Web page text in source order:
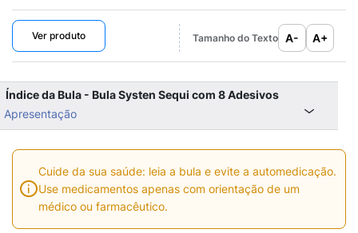
Ver produto Tamanho do Texto A- A+
Índice da Bula - Bula Systen Sequi com 8 Adesivos
Apresentação
Cuide da sua saúde: leia a bula e evite a automedicação.
Use medicamentos apenas com orientação de um
médico ou farmacêutico.